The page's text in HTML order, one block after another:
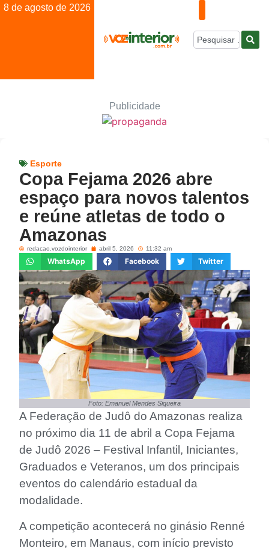
8 de agosto de 2026
Publicidade
Esporte
Copa Fejama 2026 abre
espaço para novos talentos
e reúne atletas de todo o
Amazonas
redacao.vozdointerior abril 5, 2026 11:32 am
WhatsApp Facebook Twitter
Foto: Emanuel Mendes Siqueira
A Federação de Judô do Amazonas realiza
no próximo dia 11 de abril a Copa Fejama
de Judô 2026 – Festival Infantil, Iniciantes,
Graduados e Veteranos, um dos principais
eventos do calendário estadual da
modalidade.
A competição acontecerá no ginásio Renné
Monteiro, em Manaus, com início previsto